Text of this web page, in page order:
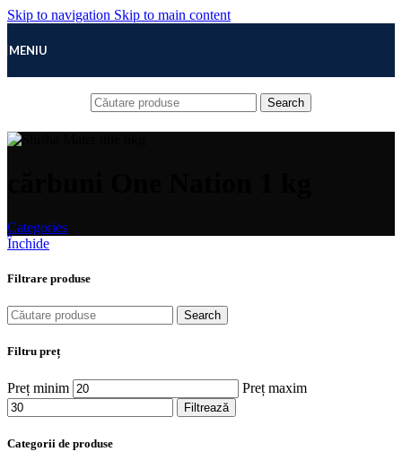
Skip to navigation Skip to main content
MENIU
Search
Categories
Închide
Filtrare produse
Search
Filtru preț
Preț minim Preț maxim
Filtrează
Categorii de produse